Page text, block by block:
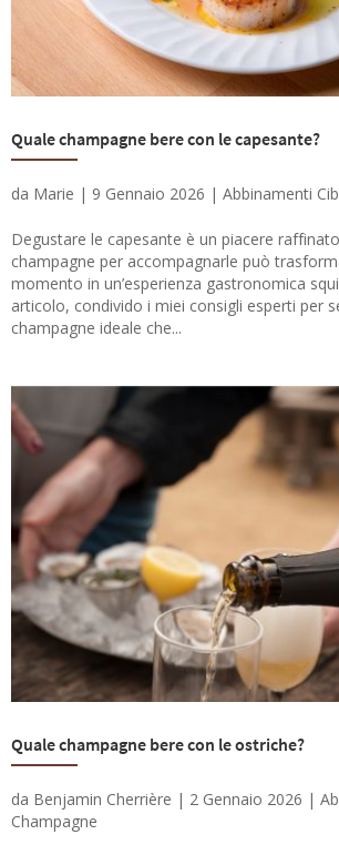
Quale champagne bere con le capesante?
da Marie | 9 Gennaio 2026 | Abbinamenti
Degustare le capesante è un piacere
champagne per accompagnarle può
momento in un’esperienza gastronomica
articolo, condivido i miei consigli esperti per
champagne ideale che...
Quale champagne bere con le ostriche?
da Benjamin Cherrière | 2 Gennaio 2026 |
Champagne